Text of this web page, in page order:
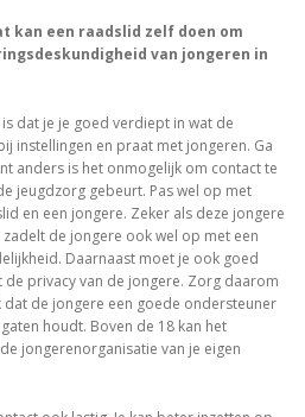
kan een raadslid zelf doen om
van jongeren in
dat je je goed verdiept in wat de
instellingen en praat met jongeren. Ga
anders is het onmogelijk om contact te
jeugdzorg gebeurt. Pas wel op met
en een jongere. Zeker als deze jongere
de jongere ook wel op met een
Daarnaast moet je ook goed
privacy van de jongere. Zorg daarom
de jongere een goede ondersteuner
houdt. Boven de 18 kan het
jongerenorganisatie van je eigen